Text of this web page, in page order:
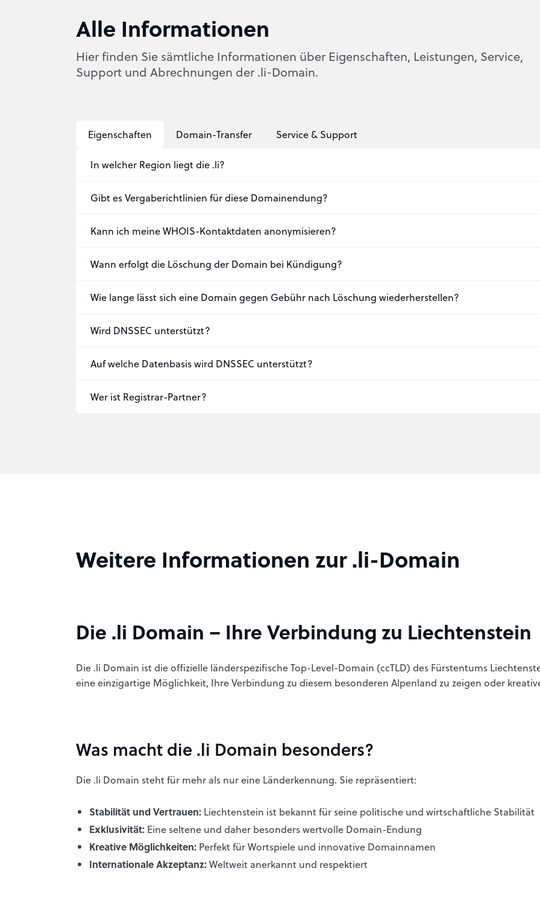
Alle Informationen
Hier finden Sie sämtliche Informationen über Eigenschaften, Leistungen, Service,
Support und Abrechnungen der .li-Domain.
Eigenschaften
In welcher Region liegt die .li?
Gibt es Vergaberichtlinien für diese Domainendung?
Kann ich meine WHOIS-Kontaktdaten anonymisieren?
Wann erfolgt die Löschung der Domain bei Kündigung?
Wie lange lässt sich eine Domain gegen Gebühr nach Löschung wiederherstellen?
Wird DNSSEC unterstützt?
Auf welche Datenbasis wird DNSSEC unterstützt?
Wer ist Registrar-Partner?
Domain-Transfer Service & Support
Weitere Informationen zur .li-Domain
Die .li Domain – Ihre Verbindung zu Liechtenstein
Die .li Domain ist die offizielle länderspezifische Top-Level-Domain (ccTLD) des Fürstentums
eine einzigartige Möglichkeit, Ihre Verbindung zu diesem besonderen Alpenland zu zeigen oder
Was macht die .li Domain besonders?
Die .li Domain steht für mehr als nur eine Länderkennung. Sie repräsentiert:
Stabilität und Vertrauen: Liechtenstein ist bekannt für seine politische und wirtschaftliche Stabilität
Exklusivität: Eine seltene und daher besonders wertvolle Domain-Endung
Kreative Möglichkeiten: Perfekt für Wortspiele und innovative Domainnamen
Internationale Akzeptanz:Weltweit anerkannt und respektiert